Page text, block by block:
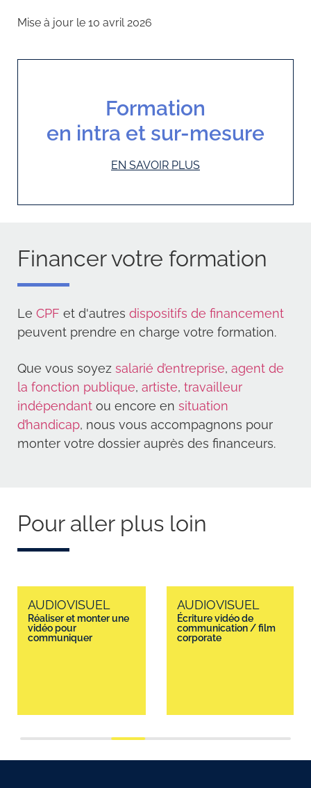
Mise à jour le 10 avril 2026
Formation
en intra et sur-mesure
EN SAVOIR PLUS
Financer votre formation
Le CPF et d'autres dispositifs de financement
peuvent prendre en charge votre formation.
Que vous soyez salarié d’entreprise, agent de
la fonction publique, artiste, travailleur
indépendant ou encore en situation
d’handicap, nous vous accompagnons pour
monter votre dossier auprès des financeurs.
Pour aller plus loin
AUDIOVISUEL
Réaliser et monter une
vidéo pour
communiquer
AUDIOVISUEL
Écriture vidéo de
communication / film
corporate